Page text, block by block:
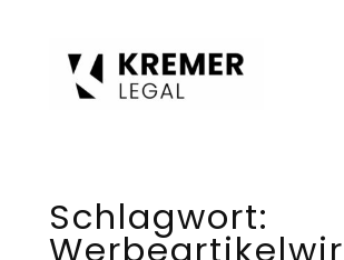
Schlagwort: